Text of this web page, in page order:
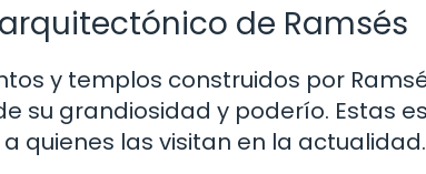
de Ramsés
y templos construidos por
su grandiosidad y poderío. Estas
quienes las visitan en la actualidad.